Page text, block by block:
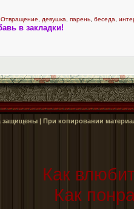
Отвращение девушка парень беседа
в закладки!
защищены | При копировании
Как
Как